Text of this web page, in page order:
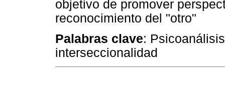
objetivo de promover
reconocimiento del "otro"
Palabras clave:
interseccionalidad